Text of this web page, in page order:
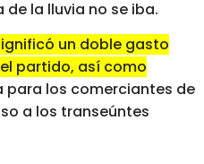
la lluvia no se iba.
un doble gasto
partido, así como
para los comerciantes de
a los transeúntes